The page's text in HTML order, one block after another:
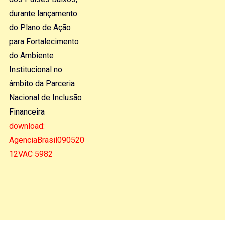
durante lançamento
do Plano de Ação
para Fortalecimento
do Ambiente
Institucional no
âmbito da Parceria
Nacional de Inclusão
Financeira
download:
AgenciaBrasil090520
12VAC 5982